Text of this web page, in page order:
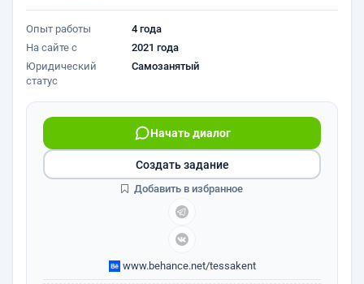
Опыт работы
4 года
На сайте с
2021 года
Юридический
статус
Самозанятый
Начать диалог
www.behance.net/tessakent
Создать задание
Добавить в избранное